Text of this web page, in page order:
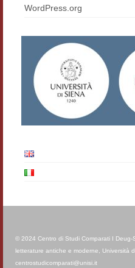
Materiali
Semicerchio
Presentazione
Numeri
Indice 1986-2008
Norme etiche e
Dépliant e cedola
WordPress.org
© 2024 Centro di Studi Comparati I Deug-
letterature antiche e moderne, Università
centrostudicomparati@unisi.it